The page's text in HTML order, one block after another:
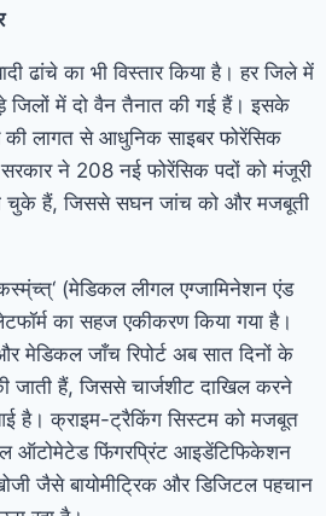
ढांचे का भी विस्तार किया है। हर जिले में
जिलों में दो वैन तैनात की गई हैं। इसके
लागत से आधुनिक साइबर फोरेंसिक
ने 208 नई फोरेंसिक पदों को मंजूरी
चुके हैं, जिससे सघन जांच को और मजबूती
(मेडिकल लीगल एग्जामिनेशन एंड
का सहज एकीकरण किया गया है।
मेडिकल जाँच रिपोर्ट अब सात दिनों के
जाती हैं, जिससे चार्जशीट दाखिल करने
क्राइम-ट्रैकिंग सिस्टम को मजबूत
ऑटोमेटेड फिंगरप्रिंट आइडेंटिफिकेशन
जैसे बायोमीट्रिक और डिजिटल पहचान